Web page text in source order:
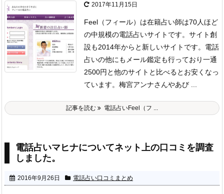
2017年11月15日
Feel（フィール）は在籍占い師は70人ほど
の中規模の電話占いサイトです。サイト創
設も2014年からと新しいサイトです。電話
占いの他にもメール鑑定も行っており一通
2500円と他のサイトと比べるとお安くなっ
ています。梅宮アンナさんやあび ...
記事を読む 電話占いFeel（フ ...
電話占いマヒナについてネット上の口コミを調査
しました。
2016年9月26日 電話占い口コミまとめ